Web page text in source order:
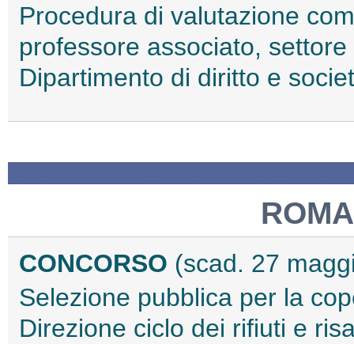
Procedura di valutazione
professore associato,
Dipartimento di diritto e
CONCORSO (scad. 27
Selezione pubblica per la
Direzione ciclo dei rifiuti e